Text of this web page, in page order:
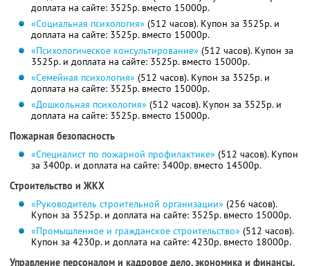
доплата на сайте: 3525р. вместо 15000р.
«Социальная психология» (512 часов). Купон за 3525р. и
доплата на сайте: 3525р. вместо 15000р.
«Психологическое консультирование» (512 часов). Купон за
3525р. и доплата на сайте: 3525р. вместо 15000р.
«Семейная психология» (512 часов). Купон за 3525р. и
доплата на сайте: 3525р. вместо 15000р.
«Дошкольная психология» (512 часов). Купон за 3525р. и
доплата на сайте: 3525р. вместо 15000р.
Пожарная безопасность
«Специалист по пожарной профилактике» (512 часов). Купон
за 3400р. и доплата на сайте: 3400р. вместо 14500р.
Строительство и ЖКХ
«Руководитель строительной организации» (256 часов).
Купон за 3525р. и доплата на сайте: 3525р. вместо 15000р.
«Промышленное и гражданское строительство» (512 часов).
Купон за 4230р. и доплата на сайте: 4230р. вместо 18000р.
Управление персоналом и кадровое дело, экономика и финансы,